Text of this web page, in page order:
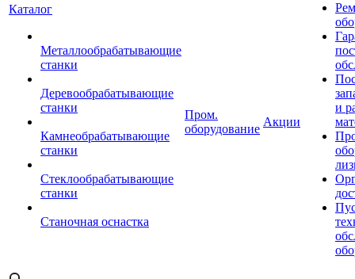
Каталог
Металлообрабатывающие
станки
Деревообрабатывающие
станки
Камнеобрабатывающие
станки
Стеклообрабатывающие
станки
Станочная оснастка
Пром.
оборудование
Акции
и